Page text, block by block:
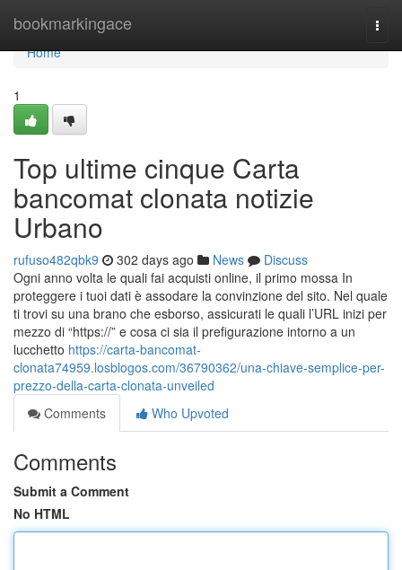
bookmarkingace
Home
Home
1
Top ultime cinque Carta
bancomat clonata notizie
Urbano
rufuso482qbk9 302 days ago News
Discuss
Ogni anno volta le quali fai acquisti online, il primo mossa In
proteggere i tuoi dati è assodare la convinzione del sito. Nel quale
ti trovi su una brano che esborso, assicurati le quali l’URL inizi per
mezzo di “https://” e cosa ci sia il prefigurazione intorno a un
lucchetto https://carta-bancomat-
clonata74959.losblogos.com/36790362/una-chiave-semplice-per-
prezzo-della-carta-clonata-unveiled
Comments
Who Upvoted
Comments
Submit a Comment
No HTML